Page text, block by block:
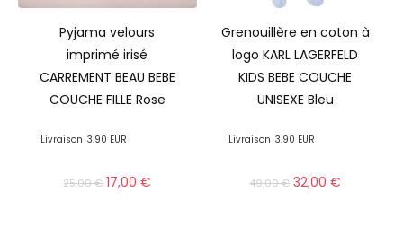
Pyjama velours
imprimé irisé
CARREMENT BEAU BEBE
COUCHE FILLE Rose
Livraison 3.90 EUR
25,00€ 17,00€
Grenouillère en coton à
logo KARL LAGERFELD
KIDS BEBE COUCHE
UNISEXE Bleu
Livraison 3.90 EUR
49,00€ 32,00€